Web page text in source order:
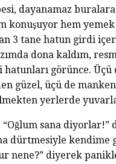
dayanamaz
konuşuyor hem
3 tane hatun girdi
dona kaldım,
hatunları görünce. Üçü
güzel, üçü de
yerlerde
“Oğlum sana diyorlar!”
dürtmesiyle kendime
nene?” diyerek